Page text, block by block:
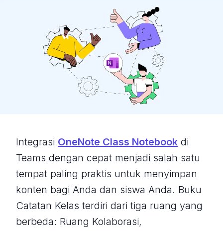
Integrasi OneNote Class Notebook di
Teams dengan cepat menjadi salah satu
tempat paling praktis untuk menyimpan
konten bagi Anda dan siswa Anda. Buku
Catatan Kelas terdiri dari tiga ruang yang
berbeda: Ruang Kolaborasi,